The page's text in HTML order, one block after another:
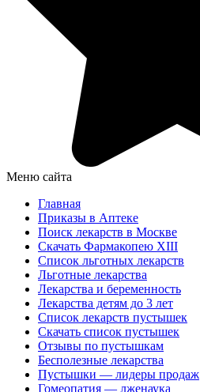
Меню сайта
Главная
Приказы в Аптеке
Поиск лекарств в Москве
Скачать Фармакопею XIII
Список льготных лекарств
Льготные лекарства
Лекарства и беременность
Лекарства детям до 3 лет
Список лекарств пустышек
Скачать список пустышек
Отзывы по пустышкам
Бесполезные лекарства
Пустышки — лидеры продаж
Гомеопатия — лженаука